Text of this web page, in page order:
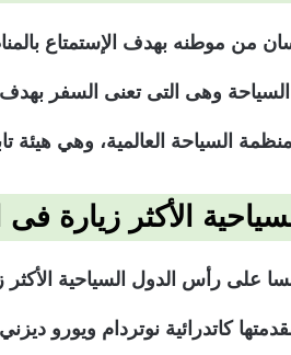
من موطنه بهدف الإستمتاع
السياحة العالمية، وهي هيئة
الأكثر زيارة فى
كاتدرائية نوتردام ويورو